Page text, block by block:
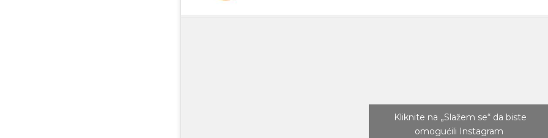
Kliknite na „Slažem se“ da biste
omogućili Instagram